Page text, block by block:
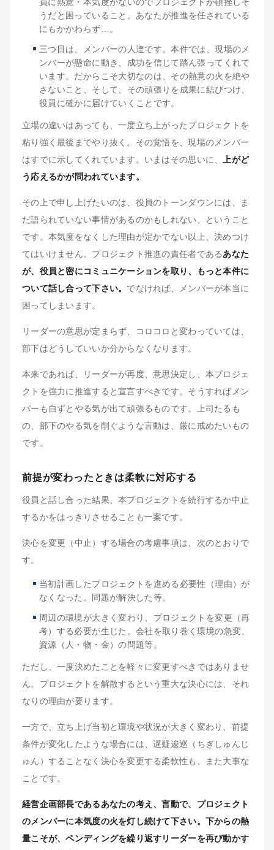
うだと困っていること。あなたが推進を任されている
にもかかわらず…。
三つ目は、メンバーの人達です。本件では、現場のメ
ンバーが懸命に動き、成功を信じて踏ん張ってくれて
います。だからこそ大切なのは、その熱意の火を絶や
さないこと、そして、その頑張りを成果に結びつけ、
役員に確かに届けていくことです。
立場の違いはあっても、一度立ち上がったプロジェクトを
粘り強く最後までやり抜く。その覚悟を、現場のメンバー
はすでに示してくれています。いまはその思いに、
上がど
う応えるかが問われています。
その上で申し上げたいのは、役員のトーンダウンには、ま
だ語られていない事情があるのかもしれない、ということ
です。本気度をなくした理由が定かでない以上、決めつけ
てはいけません。プロジェクト推進の責任者であるあなた
が、役員と密にコミュニケーションを取り、もっと本件に
ついて話し合って下さい。 でなければ、メンバーが本当に
困ってしまいます。
リーダーの意思が定まらず、コロコロと変わっていては、
部下はどうしていいか分からなくなります。
本来であれば、リーダーが再度、意思決定し、本プロジェ
クトを強力に推進すると宣言すべきです。そうすればメン
バーも自ずとやる気が出て頑張るものです。上司たるも
の、部下のやる気を削ぐような言動は、厳に戒めたいもの
です。
前提が変わったときは柔軟に対応する
役員と話し合った結果、本プロジェクトを続行するか中止
するかをはっきりさせることも一案です。
決心を変更（中止）する場合の考慮事項は、次のとおりで
す。
当初計画したプロジェクトを進める必要性（理由）が
なくなった。問題が解決した等。
周辺の環境が大きく変わり、プロジェクトを変更（再
考）する必要が生じた。会社を取り巻く環境の急変、
資源（人・物・金）の問題等。
ただし、一度決めたことを軽々に変更すべきではありませ
ん。プロジェクトを解散するという重大な決心には、それ
なりの理由が要ります。
一方で、立ち上げ当初と環境や状況が大きく変わり、前提
条件が変化したような場合には、遅疑逡巡（ちぎしゅんじ
ゅん）することなく決心を変更する柔軟性も、また大事な
ことです。
経営企画部長であるあなたの考え、言動で、プロジェクト
のメンバーに本気度の火を灯し続けて下さい。下からの熱
量こそが、ペンディングを繰り返すリーダーを再び動かす